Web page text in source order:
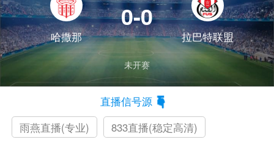
哈撒那
0-0
拉巴特联盟
未开赛
直播信号源
雨燕直播(专业)
833直播(稳定高清)